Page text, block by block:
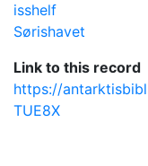
isshelf
Sørishavet
Link to this record
https://
TUE8X